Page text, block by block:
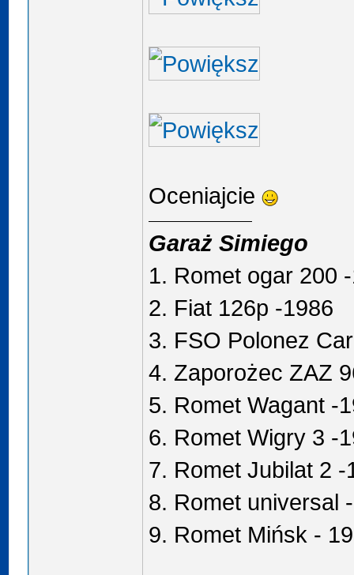
Oceniajcie
Garaż Simiego
1. Romet ogar 200
2. Fiat 126p -1986
3. FSO Polonez
4. Zaporożec ZAZ
5. Romet Wagant -
6. Romet Wigry 3 -
7. Romet Jubilat 2 -
8. Romet universal
9. Romet Mińsk -